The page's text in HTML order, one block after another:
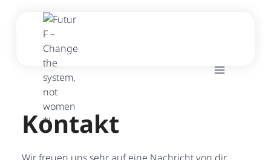
Kontakt